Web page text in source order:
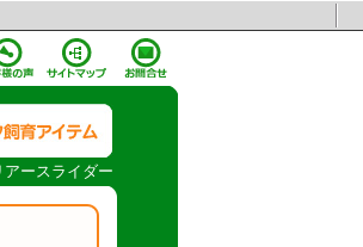
アースライダー